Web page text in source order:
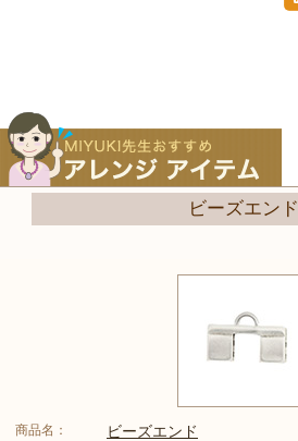
ビーズエンド
商品名： ビーズエンド